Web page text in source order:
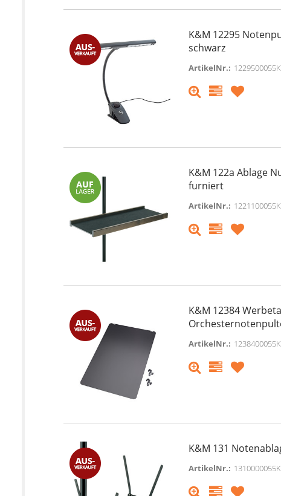
K&M 12295
schwarz
ArtikelNr.:
K&M 122a Ablage
furniert
ArtikelNr.:
K&M 12384
ArtikelNr.:
K&M 131
ArtikelNr.: